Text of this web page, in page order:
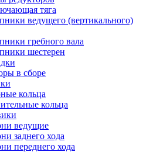
тяга
ведущего (вертикального)
гребного вала
шестерен
в сборе
кольца
кольца
ведущие
заднего хода
переднего хода